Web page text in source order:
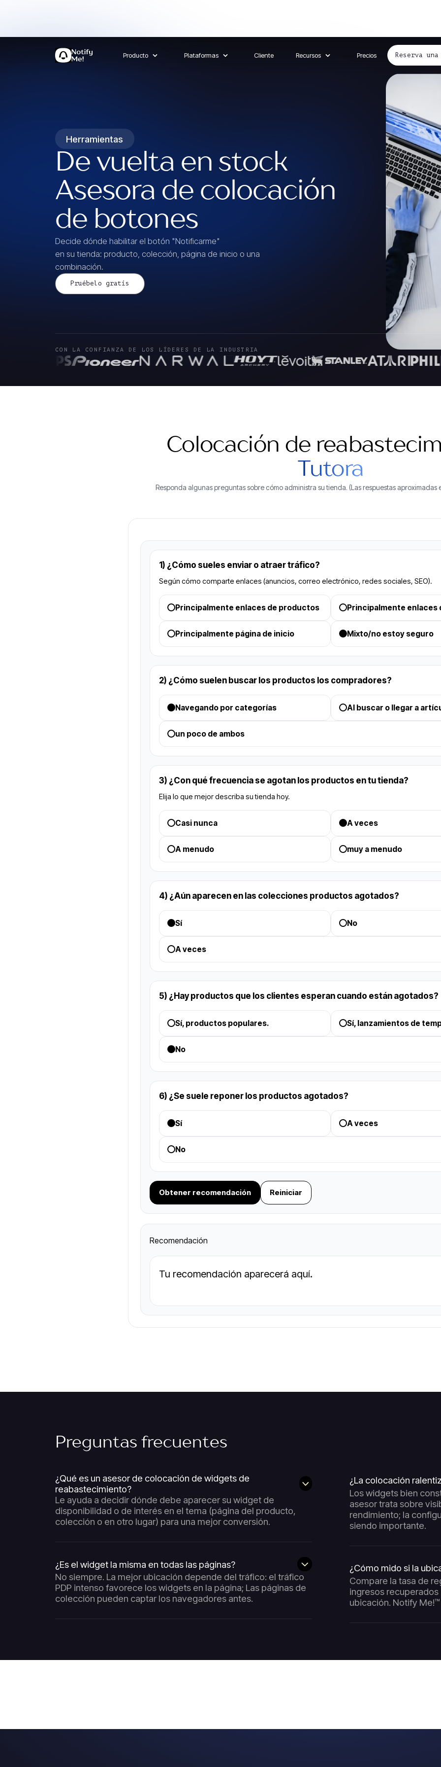
Producto Plataformas Cliente Recursos Precios Reserva
Herramientas
De vuelta en stock
Asesora de colocación
de botones
Decide dónde habilitar el botón "Notificarme"
en su tienda: producto, colección, página de inicio o una
combinación.
Pruébelo gratis
CON LA CONFIANZA DE LOS LÍDERES DE LA INDUSTRIA
Colocación de
Tutora
Responda algunas preguntas sobre cómo administra su tienda. (Las respuestas aproximadas
1) ¿Cómo sueles enviar o atraer tráfico?
Según cómo comparte enlaces (anuncios, correo electrónico, redes sociales, SEO).
Principalmente enlaces de productos Principalmente enlaces
Principalmente página de inicio Mixto/no estoy seguro
2) ¿Cómo suelen buscar los productos los compradores?
Navegando por categorías Al buscar o llegar a
un poco de ambos
3) ¿Con qué frecuencia se agotan los productos en tu tienda?
Elija lo que mejor describa su tienda hoy.
Casi nunca A veces
A menudo muy a menudo
4) ¿Aún aparecen en las colecciones productos agotados?
Sí No
A veces
5) ¿Hay productos que los clientes esperan cuando están agotados?
Sí, productos populares. Sí, lanzamientos de
No
6) ¿Se suele reponer los productos agotados?
Sí A veces
No
Obtener recomendación Reiniciar
Recomendación
Tu recomendación aparecerá aquí.
Preguntas frecuentes
¿Qué es un asesor de colocación de widgets de
reabastecimiento?
Le ayuda a decidir dónde debe aparecer su widget de
disponibilidad o de interés en el tema (página del producto,
colección o en otro lugar) para una mejor conversión.
¿Es el widget la misma en todas las páginas?
No siempre. La mejor ubicación depende del tráfico: el tráfico
PDP intenso favorece los widgets en la página; Las páginas de
colección pueden captar los navegadores antes.
¿La colocación
Los widgets bien
asesor trata sobre
rendimiento; la
siendo importante.
¿Cómo mido si la
Compare la tasa de
ingresos
ubicación. Notify